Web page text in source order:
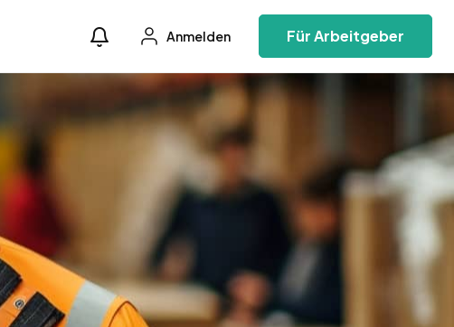
Anmelden Für Arbeitgeber